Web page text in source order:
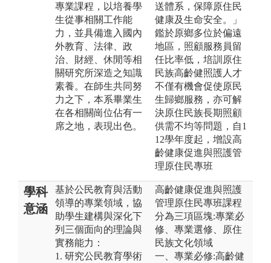
專業課程，以培養學
生從事相關工作能
力，並具備進入國內
外教育、法律、政
治、財經、休閒等相
關研究所深造之知識
素養。在師生共同努
力之下，本系畢業生
在各相關崗位佔有一
席之地，表現出色。
送體系，保障原住民
健康及生命安全。」
鑑於原鄉多位於偏遠
地區，照顧服務員留
任比率低，培訓原住
民族高齡健照護人才
不僅有機會促使原民
生歸鄉服務，亦可解
決原住民族長期照顧
供需不均等問題，自1
12學年度起，增設高
齡健康促進與照護管
理原住民專班
學科
意涵
基於公民教育與活動
領導的專業領域，協
助學生建構與深化下
列三個面向的理論與
實務能力：
1. 研究公民教育學術
高齡健康促進與照護
管理原住民專班課程
分為三項區塊:專業必
修、專業選修、原住
民族文化領域
一、專業必修:高齡健